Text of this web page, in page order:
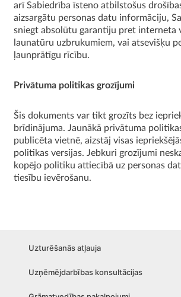
arī Sabiedrība īsteno atbilstošus
aizsargātu personas datu informāciju,
sniegt absolūtu garantiju pret interneta
launatūru uzbrukumiem, vai atsevišķu
ļaunprātīgu rīcību.
Privātuma politikas grozījumi
Šis dokuments var tikt grozīts bez
brīdinājuma. Jaunākā privātuma
publicēta vietnē, aizstāj visas
politikas versijas. Jebkuri grozījumi
kopējo politiku attiecībā uz personas
tiesību ievērošanu.
Uzturēšanās atļauja
Uzņēmējdarbības konsultācijas